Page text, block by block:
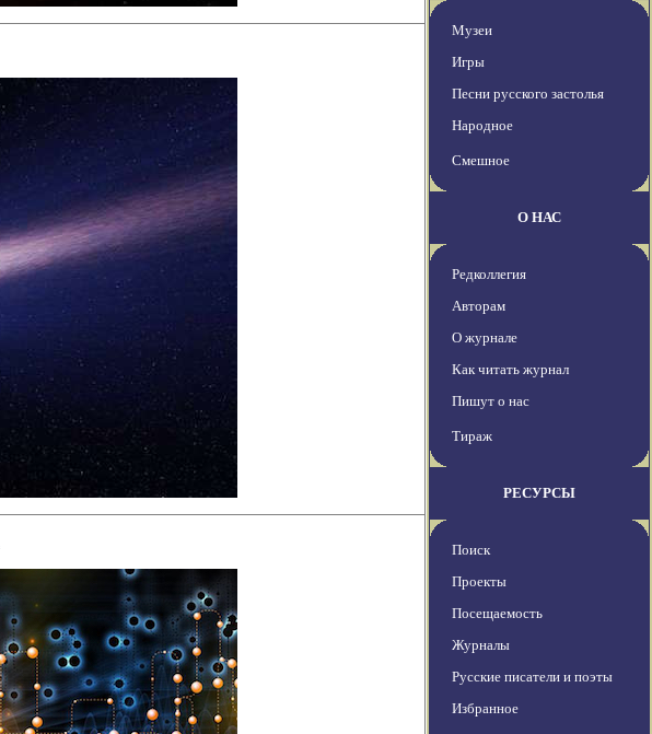
Музеи
Игры
Песни русского застолья
Народное
Смешное
О НАС
Редколлегия
Авторам
О журнале
Как читать журнал
Пишут о нас
Тираж
РЕСУРСЫ
Поиск
Проекты
Посещаемость
Журналы
Русские писатели и поэты
Избранное